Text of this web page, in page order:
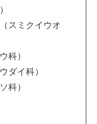
スミクイウオ
科）
ダイ科）
科）